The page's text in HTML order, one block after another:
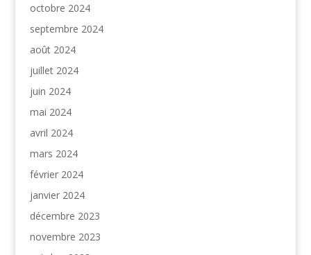
octobre 2024
septembre 2024
août 2024
juillet 2024
juin 2024
mai 2024
avril 2024
mars 2024
février 2024
janvier 2024
décembre 2023
novembre 2023